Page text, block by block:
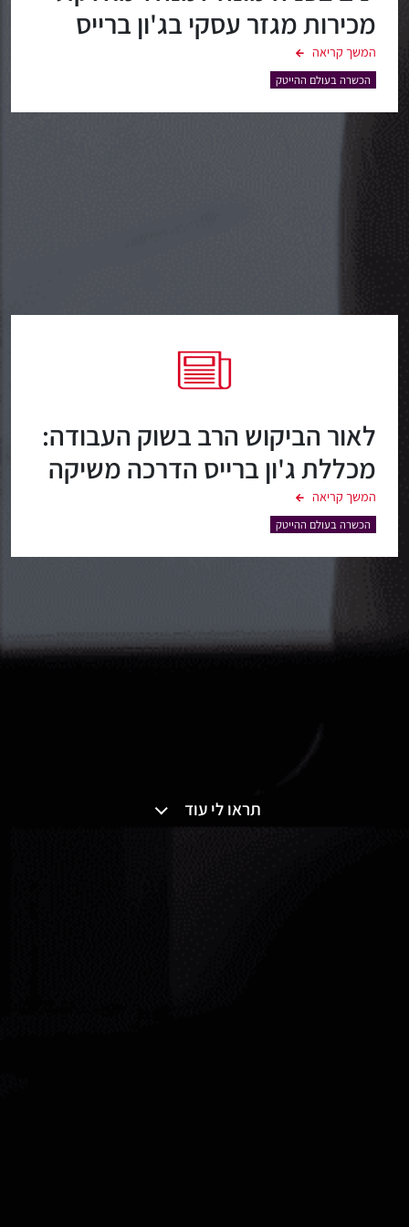
מכירות מגזר עסקי בג'ון ברייס
הדרכה והמי"ל, מחטיבת ההדרכה
של מטריקס
המשך קריאה
הכשרה בעולם ההייטק
לאור הביקוש הרב בשוק העבודה:
מכללת ג'ון ברייס הדרכה משיקה
קורסים ייעודיים להכשרת מומחים
בתחום DevOps
המשך קריאה
הכשרה בעולם ההייטק
תראו לי עוד